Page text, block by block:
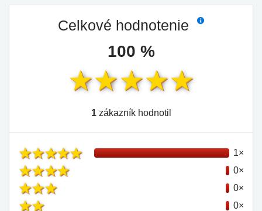
Celkové hodnotenie
100 %
1zákazník hodnotil
1×
0×
0×
0×